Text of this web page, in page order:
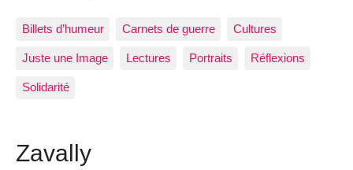
Billets d’humeur Carnets de guerre Cultures
Juste une Image Lectures Portraits Réflexions
Solidarité
Zavally